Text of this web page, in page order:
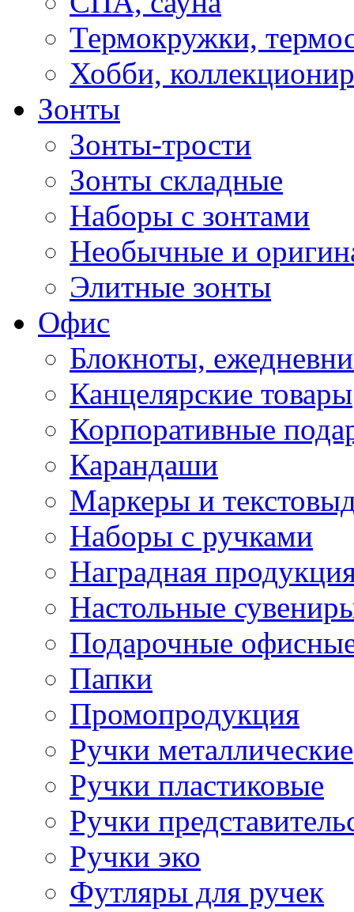
Термокружки,
Хобби,
Зонты
Зонты-трости
Зонты складные
Наборы с зонтами
Необычные и
Элитные зонты
Офис
Блокноты,
Канцелярские товары
Корпоративные
Карандаши
Маркеры и
Наборы с ручками
Наградная
Настольные
Подарочные
Папки
Промопродукция
Ручки металлические
Ручки пластиковые
Ручки
Ручки эко
Футляры для ручек